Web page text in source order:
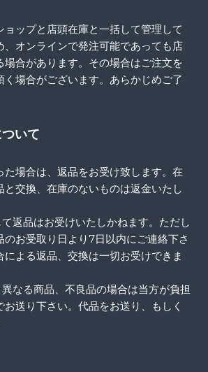
ョップと店頭在庫と一括して管理して
、オンラインで発注可能であっても店
場合があります。その場合はご注文を
く場合がございます。あらかじめご了
ついて
た場合は、返品をお受け致します。在
と交換、在庫のないものは返金いたし
返品はお受けいたしかねます。ただし
のお受取り日より7日以内にご連絡下さ
による返品、交換は一切お受けできま
なる商品、不良品の場合は当方が負担
送り下さい。代品をお送り、もしく